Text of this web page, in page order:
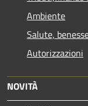
Ambiente
Salute,
Autorizzazioni
NOVITÀ